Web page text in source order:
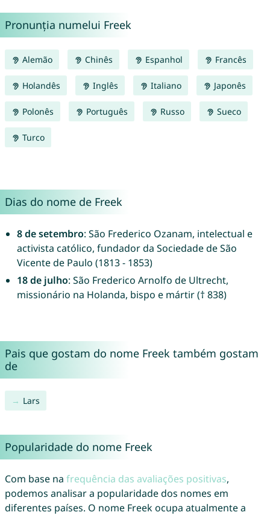
Pronunția numelui Freek
Alemão Chinês Espanhol Francês
Holandês Inglês Italiano Japonês
Polonês Português Russo Sueco
Turco
Dias do nome de Freek
8 de setembro: São Frederico Ozanam, intelectual e
activista católico, fundador da Sociedade de São
Vicente de Paulo (1813 - 1853)
18 de julho: São Frederico Arnolfo de Ultrecht,
missionário na Holanda, bispo e mártir († 838)
Pais que gostam do nome Freek também gostam
de
Lars
Popularidade do nome Freek
Com base na frequência das avaliações positivas,
podemos analisar a popularidade dos nomes em
diferentes países. O nome Freek ocupa atualmente a